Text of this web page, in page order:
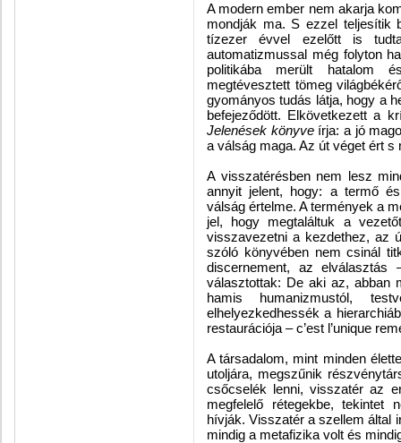
A modern ember nem akarja
mondják ma. S ezzel teljesítik
tízezer évvel ezelőtt is
automatizmussal még folyton
politikába merült hatalom
megtévesztett tömeg
gyományos tudás látja, hogy a
befejeződött. Elkövetkezett a
Jelenések könyveírja: a jó
a válság maga. Az út véget ért
A visszatérésben nem lesz
annyit jelent, hogy: a termő
válság értelme. A termények a
jel, hogy megtaláltuk a
visszavezetni a kezdethez, az
szóló könyvében nem csinál
discernement, az
választottak: De aki az, abban
hamis humanizmustól,
elhelyezkedhessék a
restaurációja – c’est l’unique
A társadalom, mint minden
utoljára, megszűnik
csőcselék lenni, visszatér az
megfelelő rétegekbe, tekintet
hívják. Visszatér a szellem által
mindig a metafizika volt és